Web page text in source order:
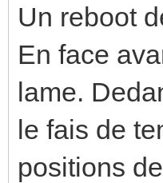
Un reboot
En face
lame.
le fais de
positions